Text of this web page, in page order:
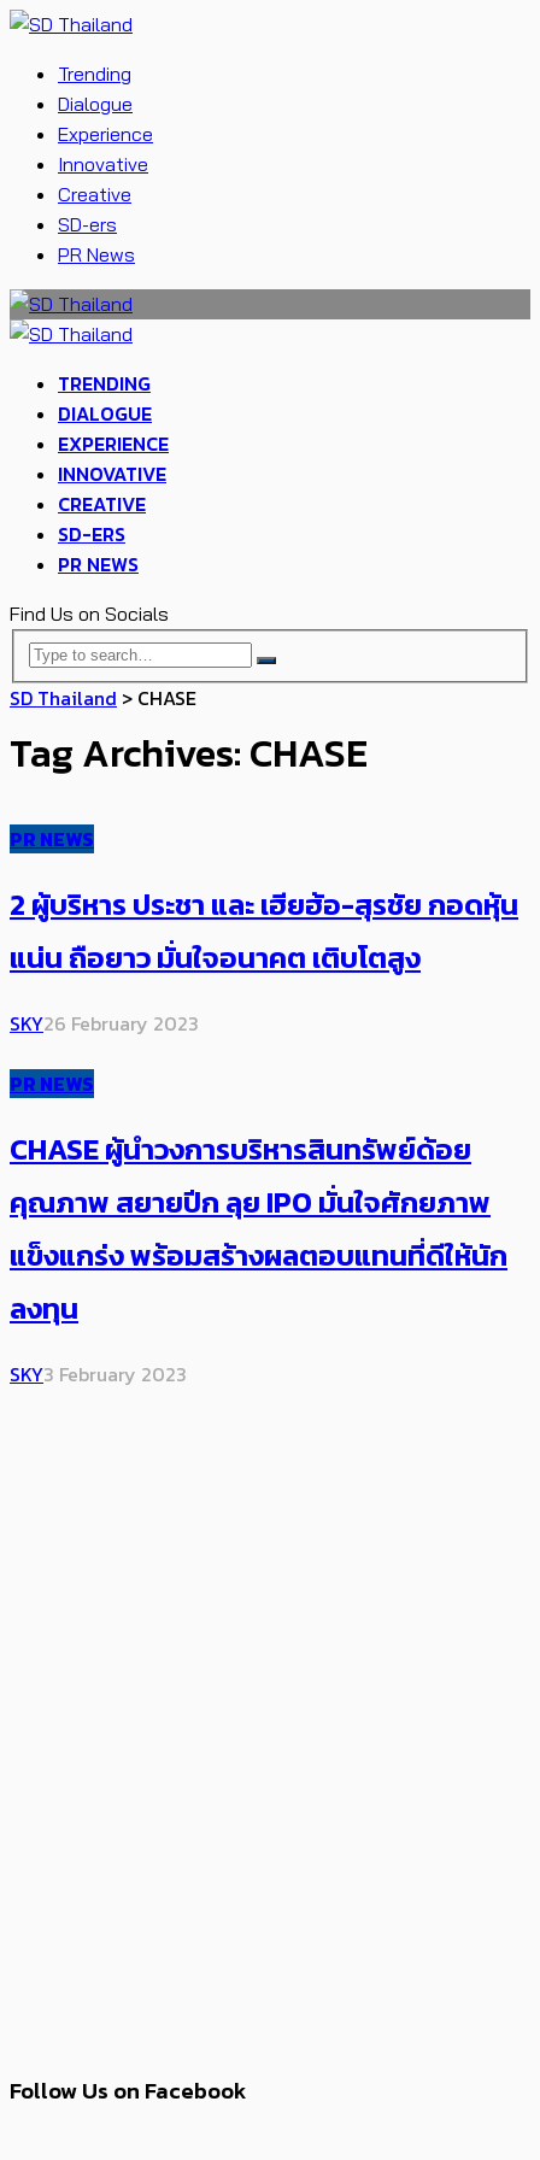
Trending
Dialogue
Experience
Innovative
Creative
SD-ers
PR News
TRENDING
DIALOGUE
EXPERIENCE
INNOVATIVE
CREATIVE
SD-ERS
PR NEWS
Find Us on Socials
SD Thailand > CHASE
Tag Archives: CHASE
PR NEWS
2 ผู้บริหาร ประชา และ เฮียฮ้อ-สุรชัย กอดหุ้น
แน่น ถือยาว มั่นใจอนาคต เติบโตสูง
SKY26 February 2023
PR NEWS
CHASE ผู้นำวงการบริหารสินทรัพย์ด้อย
คุณภาพ สยายปีก ลุย IPO มั่นใจศักยภาพ
แข็งแกร่ง พร้อมสร้างผลตอบแทนที่ดีให้นัก
ลงทุน
SKY3 February 2023
Follow Us on Facebook